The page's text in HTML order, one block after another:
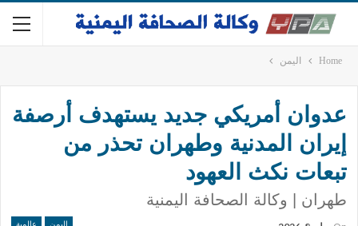
Home اليمن
عدوان أمريكي جديد يستهدف أرصفة
إيران المدنية وطهران تحذر من
تبعات نكث العهود
طهران | وكالة الصحافة اليمنية
اليمن عالمية